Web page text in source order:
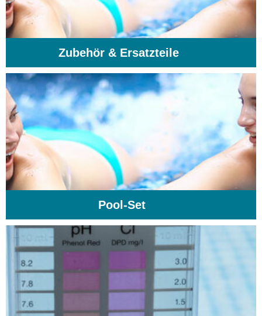
Zubehör & Ersatzteile
Pool-Set